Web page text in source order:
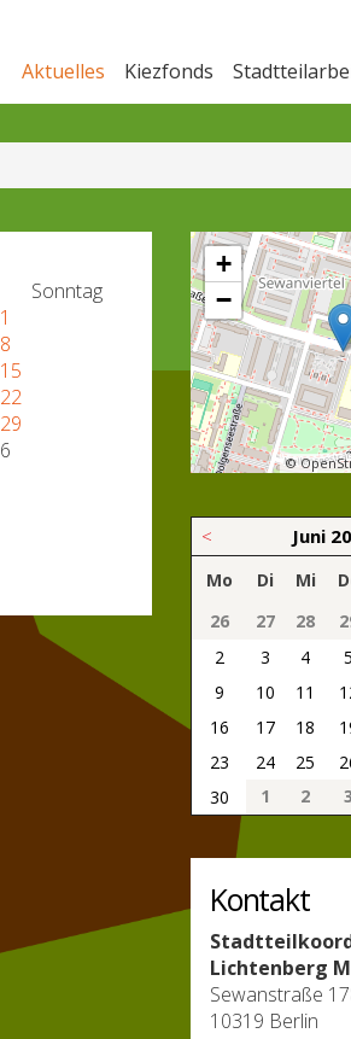
Aktuelles Kiezfonds
Sonntag
1
8
15
22
29
6
+
−
©
< Juni
Mo Di Mi
26
27 28
2
3 4 5
9
10 11
16
17 18
23
24 25
30
1 2 3
Kontakt
Lichtenberg
Sewanstraße
10319 Berlin